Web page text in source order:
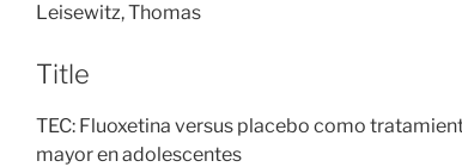
Leisewitz, Thomas
Title
TEC: Fluoxetina versus placebo como
mayor en adolescentes